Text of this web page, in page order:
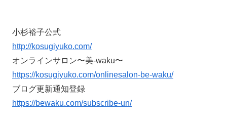
小杉裕子公式
http://kosugiyuko.com/
オンラインサロン〜美-waku〜
https://kosugiyuko.com/onlinesalon-be-waku/
ブログ更新通知登録
https://bewaku.com/subscribe-un/